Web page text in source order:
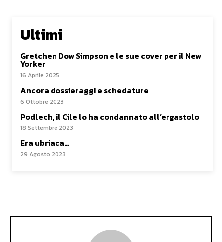
Ultimi
Gretchen Dow Simpson e le sue cover per il New
Yorker
16 Aprile 2025
Ancora dossieraggi e schedature
6 Ottobre 2023
Podlech, il Cile lo ha condannato all’ergastolo
18 Settembre 2023
Era ubriaca…
29 Agosto 2023